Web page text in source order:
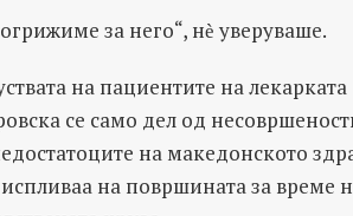
за него“, нѐ уверуваше.
на пациентите на лекарката
се само дел од
на македонското
на површината за време